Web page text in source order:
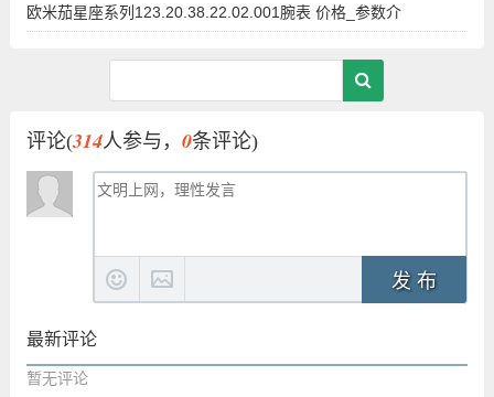
欧米茄星座系列123.20.38.22.02.001腕表 价格_参数介
评论(314人参与， 0条评论)
发 布
最新评论
暂无评论